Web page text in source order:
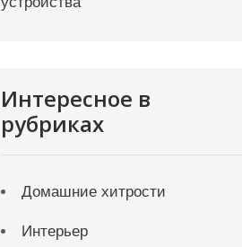
Интересное в
рубриках
Домашние хитрости
Интерьер